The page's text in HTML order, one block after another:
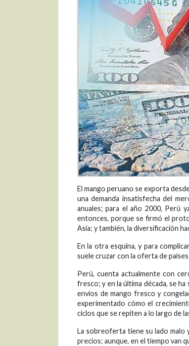
El mango peruano se exporta
una demanda insatisfecha del
anuales; para el año 2000, Perú
entonces, porque se firmó el
Asia; y también, la diversificación
En la otra esquina, y para
suele cruzar con la oferta de
Perú, cuenta actualmente con
fresco; y en la última década, se
envíos de mango fresco y
experimentado cómo el
ciclos que se repiten a lo largo de
La sobreoferta tiene su lado malo
precios; aunque, en el tiempo van